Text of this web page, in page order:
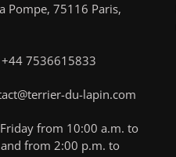
Pompe, 75116 Paris,
7536615833
du-lapin.com
from 10:00 a.m. to
from 2:00 p.m. to